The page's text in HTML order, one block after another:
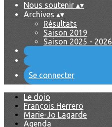
Nous soutenir ▴▾
Archives ▴▾
Résultats
Saison 2019
Saison 2025 - 2026
Se connecter
Le dojo
François Herrero
Marie-Jo Lagarde
Agenda